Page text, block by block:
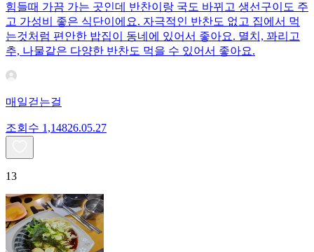
힘들때 가끔 가는 곳인데 반찬이랑 국도 바뀌고 생선구이도 주
고 가성비 좋은 식단이에요. 자극적인 반찬도 없고 집에서 먹
는것처럼 편안한 밥집이 동네에 있어서 좋아요. 멸치, 꽈리고
추, 나물같은 다양한 반찬도 먹을 수 있어서 좋아요.
매일걷는걸
조회수 1,14826.05.27
13